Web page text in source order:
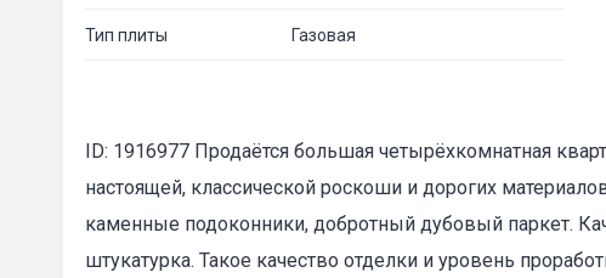
Тип плиты Газовая
ID: 1916977 Продаётся большая четырёхкомнатная
настоящей, классической роскоши и дорогих
каменные подоконники, добротный дубовый паркет.
штукатурка. Такое качество отделки и уровень